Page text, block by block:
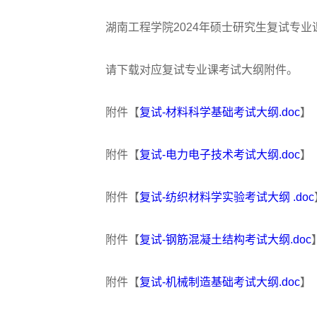
湖南工程学院2024年硕士研究生复试专业
请下载对应复试专业课考试大纲附件。
附件【复试-材料科学基础考试大纲.doc】
附件【复试-电力电子技术考试大纲.doc】
附件【复试-纺织材料学实验考试大纲 .doc
附件【复试-钢筋混凝土结构考试大纲.doc】
附件【复试-机械制造基础考试大纲.doc】